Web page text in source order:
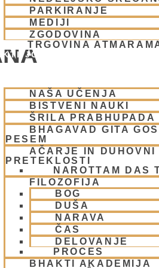
PARKIRANJE
MEDIJI
ZGODOVINA
TRGOVINA
JOGA
NAŠA UČENJA
BISTVENI NAUKI
ŠRILA PRABHUPADA
BHAGAVAD GITA
PESEM
AČARJE IN
PRETEKLOSTI
NAROTTAM DAS
FILOZOFIJA
BOG
DUŠA
NARAVA
ČAS
DELOVANJE
PROCES
BHAKTI AKADEMIJA
Mini
(Žibertova
glasba